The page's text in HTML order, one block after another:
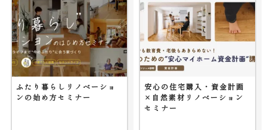
ふたり暮らしリノベーショ
ンの始め方セミナー
安心の住宅購入・資金計画
×自然素材リノベーション
セミナー